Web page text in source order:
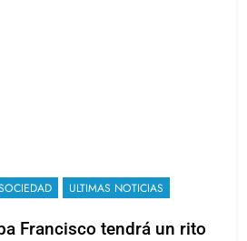
ULTIMAS NOTICIAS
Francisco tendrá un rito